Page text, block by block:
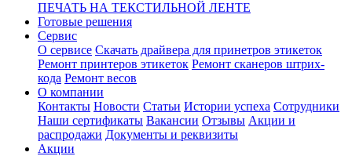
ПЕЧАТЬ НА ТЕКСТИЛЬНОЙ ЛЕНТЕ
Готовые решения
Сервис
О сервисе Скачать драйвера для принетров этикеток
Ремонт принтеров этикеток Ремонт сканеров штрих-
кода Ремонт весов
О компании
Контакты Новости Статьи Истории успеха Сотрудники
Наши сертификаты Вакансии Отзывы Акции и
распродажи Документы и реквизиты
Акции